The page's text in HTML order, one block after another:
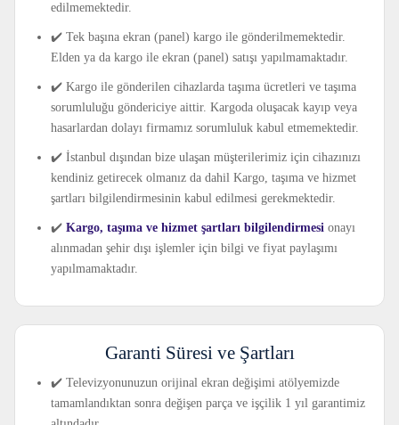
edilmemektedir.
✔️ Tek başına ekran (panel) kargo ile gönderilmemektedir.
Elden ya da kargo ile ekran (panel) satışı yapılmamaktadır.
✔️ Kargo ile gönderilen cihazlarda taşıma ücretleri ve taşıma
sorumluluğu göndericiye aittir. Kargoda oluşacak kayıp veya
hasarlardan dolayı firmamız sorumluluk kabul etmemektedir.
✔️ İstanbul dışından bize ulaşan müşterilerimiz için cihazınızı
kendiniz getirecek olmanız da dahil Kargo, taşıma ve hizmet
şartları bilgilendirmesinin kabul edilmesi gerekmektedir.
✔️ Kargo, taşıma ve hizmet şartları bilgilendirmesi onayı
alınmadan şehir dışı işlemler için bilgi ve fiyat paylaşımı
yapılmamaktadır.
Garanti Süresi ve Şartları
✔️ Televizyonunuzun orijinal ekran değişimi atölyemizde
tamamlandıktan sonra değişen parça ve işçilik 1 yıl garantimiz